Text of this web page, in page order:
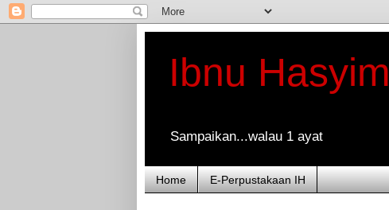
Ibnu Hasyim
Sampaikan...walau 1 ayat
Home E-Perpustakaan IH